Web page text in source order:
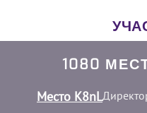
1080
Место K8nL